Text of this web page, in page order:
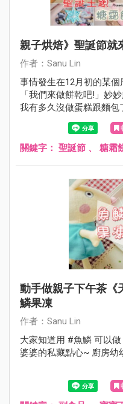
親子烘焙》聖誕節就
作者：Sanu Lin
事情發生在12月初的某
「我們來做餅乾吧!」妙
我有多久沒做蛋糕跟麵包
考了許多食譜，雖然沒
『聖誕節造型的糖霜餅乾
關鍵字： 聖誕節 、 糖霜
動手做親子下午茶《
鱗果凍
作者：Sanu Lin
大家知道用 #魚鱗 可以
婆婆的私藏點心~ 廚房幼